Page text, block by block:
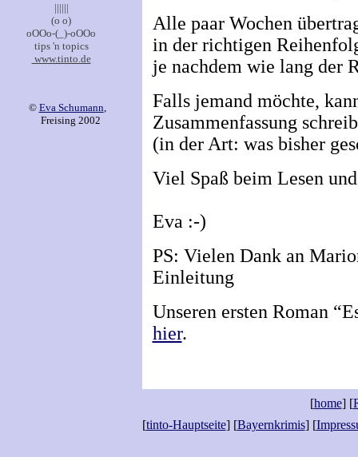
||||||
(o o)
oOOo-(_)-oOOo
tips 'n topics
www.tinto.de
© Eva Schumann,
Freising 2002
Alle paar Wochen
in der richtigen
je nachdem wie lang der
Falls jemand möchte,
Zusammenfassung
(in der Art: was bisher
Viel Spaß beim Lesen
Eva :-)
PS: Vielen Dank an
Einleitung
Unseren ersten Roman
hier.
[home] [
[tinto-Hauptseite] [Bayernkrimis] [